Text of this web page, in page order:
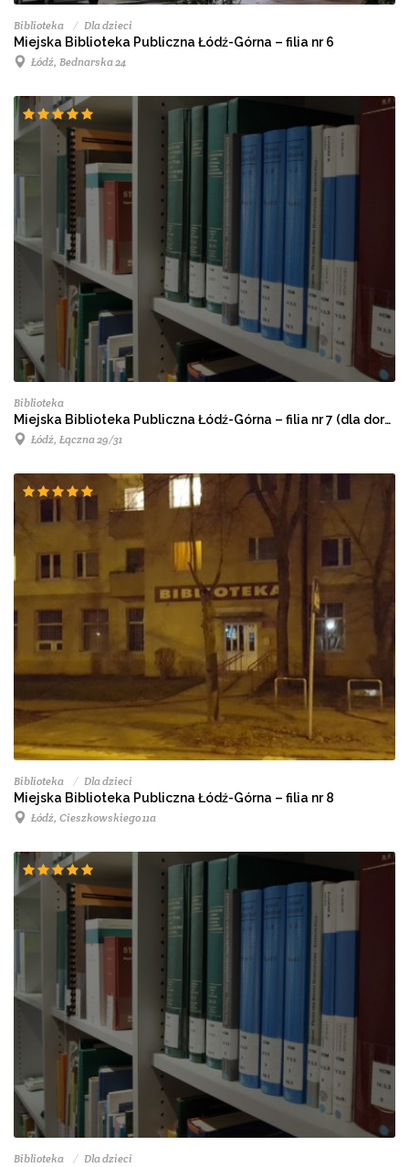
Biblioteka Dla dzieci
Miejska Biblioteka Publiczna Łódź-Górna – filia nr 6
Łódź, Bednarska 24
Biblioteka
Miejska Biblioteka Publiczna Łódź-Górna – filia nr 7 (dla dorosłych)
Łódź, Łączna 29/31
Biblioteka Dla dzieci
Miejska Biblioteka Publiczna Łódź-Górna – filia nr 8
Łódź, Cieszkowskiego 11a
Biblioteka Dla dzieci